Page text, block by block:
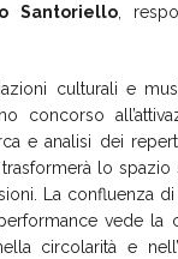
Santoriello,
culturali e
concorso
e analisi dei
lo spazio
La confluenza
vede la
circolarità e